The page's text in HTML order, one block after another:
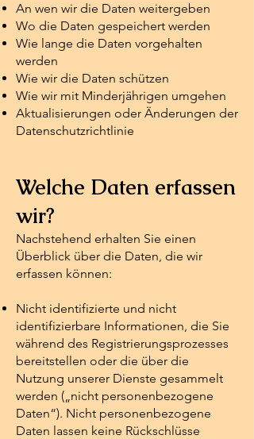
An wen wir die Daten weitergeben
Wo die Daten gespeichert werden
Wie lange die Daten vorgehalten
werden
Wie wir die Daten schützen
Wie wir mit Minderjährigen umgehen
Aktualisierungen oder Änderungen der
Datenschutzrichtlinie
Welche Daten erfassen
wir?
Nachstehend erhalten Sie einen
Überblick über die Daten, die wir
erfassen können:
Nicht identifizierte und nicht
identifizierbare Informationen, die Sie
während des Registrierungsprozesses
bereitstellen oder die über die
Nutzung unserer Dienste gesammelt
werden („nicht personenbezogene
Daten“). Nicht personenbezogene
Daten lassen keine Rückschlüsse